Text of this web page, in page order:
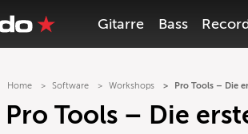
Gitarre Bass
Home Software Workshops Pro Tools – Die
Pro Tools – Die